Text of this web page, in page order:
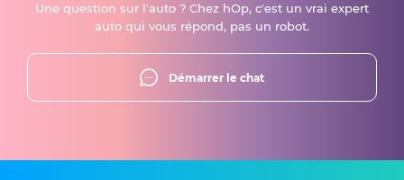
Une question sur l'auto ? Chez hOp, c'est un vrai expert
auto qui vous répond, pas un robot.
Démarrer le chat